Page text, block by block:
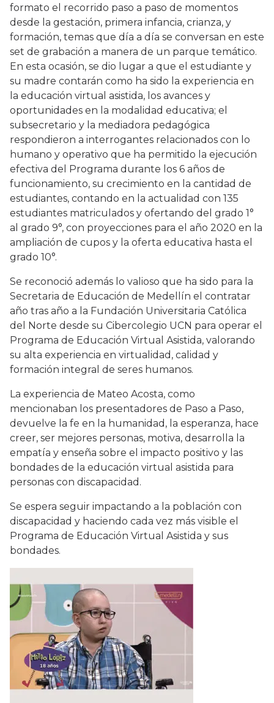
formato el recorrido paso a paso de momentos
desde la gestación, primera infancia, crianza, y
formación, temas que día a día se conversan en este
set de grabación a manera de un parque temático.
En esta ocasión, se dio lugar a que el estudiante y
su madre contarán como ha sido la experiencia en
la educación virtual asistida, los avances y
oportunidades en la modalidad educativa; el
subsecretario y la mediadora pedagógica
respondieron a interrogantes relacionados con lo
humano y operativo que ha permitido la ejecución
efectiva del Programa durante los 6 años de
funcionamiento, su crecimiento en la cantidad de
estudiantes, contando en la actualidad con 135
estudiantes matriculados y ofertando del grado 1°
al grado 9°, con proyecciones para el año 2020 en la
ampliación de cupos y la oferta educativa hasta el
grado 10°.
Se reconoció además lo valioso que ha sido para la
Secretaria de Educación de Medellín el contratar
año tras año a la Fundación Universitaria Católica
del Norte desde su Cibercolegio UCN para operar el
Programa de Educación Virtual Asistida, valorando
su alta experiencia en virtualidad, calidad y
formación integral de seres humanos.
La experiencia de Mateo Acosta, como
mencionaban los presentadores de Paso a Paso,
devuelve la fe en la humanidad, la esperanza, hace
creer, ser mejores personas, motiva, desarrolla la
empatía y enseña sobre el impacto positivo y las
bondades de la educación virtual asistida para
personas con discapacidad.
Se espera seguir impactando a la población con
discapacidad y haciendo cada vez más visible el
Programa de Educación Virtual Asistida y sus
bondades.